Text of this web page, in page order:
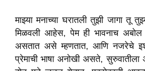
माझ्या मनाच्या घरातली तुझी जागा तू
मिळवली आहेस, पेम ही भावनाच अबोल
असतात असे म्हणतात, आणि नजरेचे
प्रेमाची भाषा अनोखी असते,